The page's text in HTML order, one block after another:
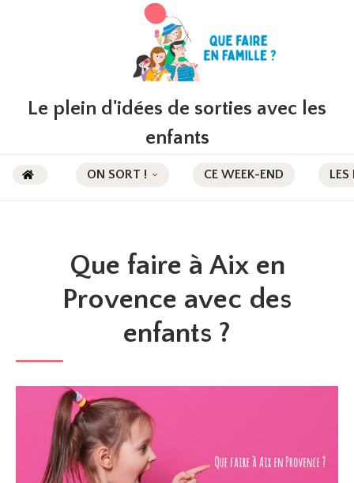
Le plein d'idées de sorties avec les
enfants
ON SORT ! CE WEEK-END LES
Que faire à Aix en
Provence avec des
enfants ?